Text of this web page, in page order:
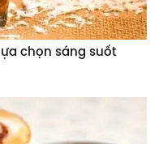
chọn sáng suốt